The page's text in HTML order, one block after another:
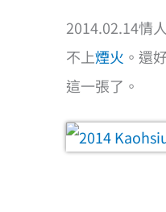
2014.02.14情
不上煙火 。還
這一張了。